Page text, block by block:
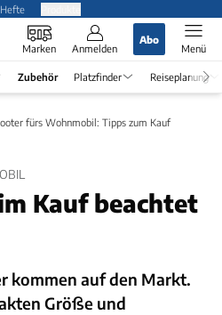
Hefte
Marken Anmelden
Abo
Menü
Zubehör Platzfinder Reiseplanung
fürs Wohnmobil: Tipps zum Kauf
Kauf beachtet
kommen auf den Markt.
Größe und